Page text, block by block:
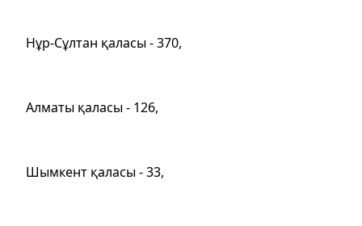
Нұр-Сұлтан қаласы - 370,
Алматы қаласы - 126,
Шымкент қаласы - 33,